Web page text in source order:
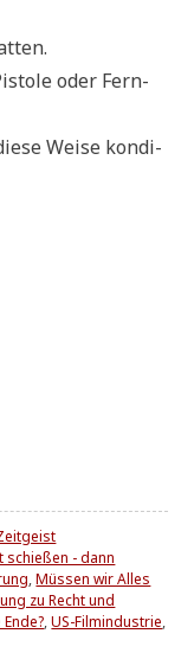
oder Fern­
Wei­se kon­di­
schießen - dann
,Müssen wir Alles
zu Recht und
,US-Filmindustrie,